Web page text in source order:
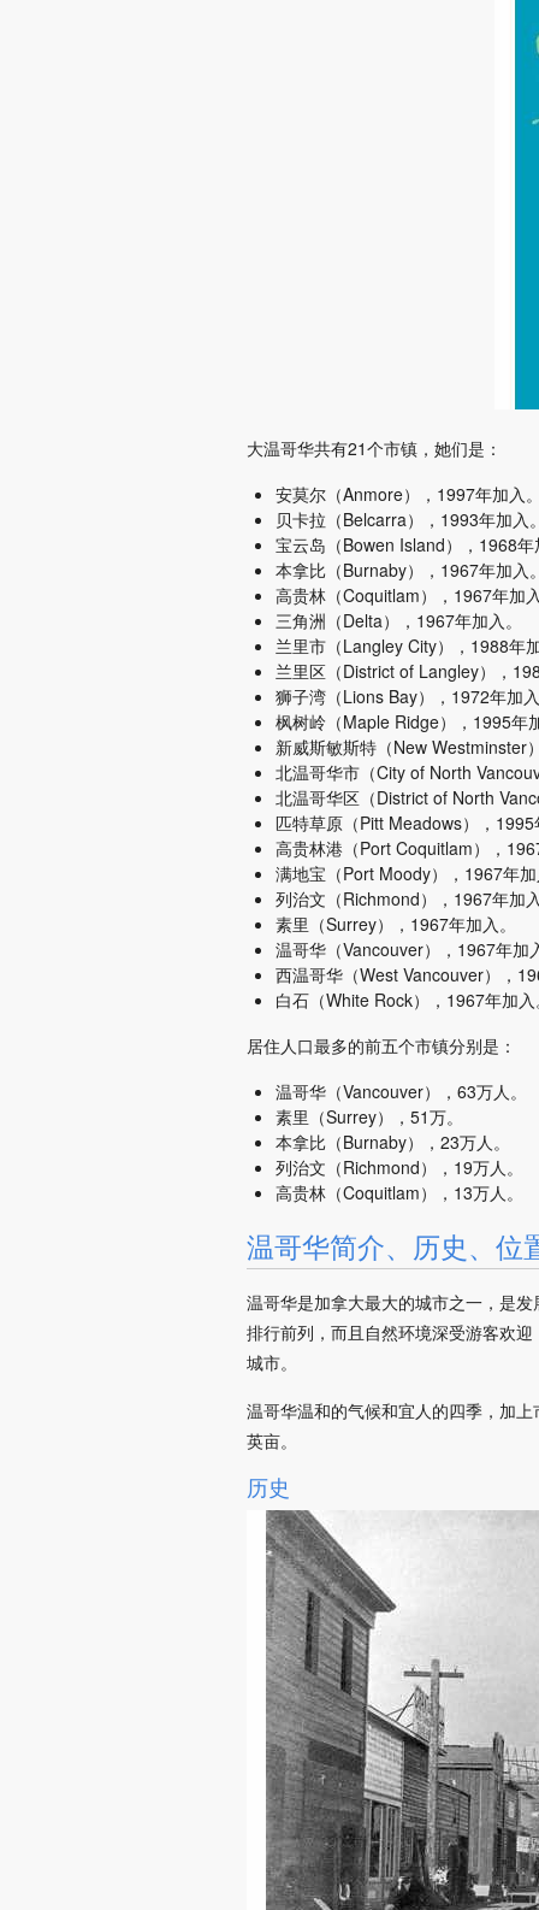
大温哥华共有21个市镇，她们是：
安莫尔（Anmore），1997年加入
贝卡拉（Belcarra），1993年加入
宝云岛（Bowen Island），1968年
本拿比（Burnaby），1967年加入
高贵林（Coquitlam），1967年加
三角洲（Delta），1967年加入。
兰里市（Langley City），1988年
兰里区（District of Langley），
狮子湾（Lions Bay），1972年加
枫树岭（Maple Ridge），1995年
新威斯敏斯特（New Westminster
北温哥华市（City of North
北温哥华区（District of North
匹特草原（Pitt Meadows），
高贵林港（Port Coquitlam），
满地宝（Port Moody），1967年
列治文（Richmond），1967年加
素里（Surrey），1967年加入。
温哥华（Vancouver），1967年加
西温哥华（West Vancouver），
白石（White Rock），1967年加
居住人口最多的前五个市镇分别是：
温哥华（Vancouver），63万人。
素里（Surrey），51万。
本拿比（Burnaby），23万人。
列治文（Richmond），19万人。
高贵林（Coquitlam），13万人。
温哥华简介、历史、位
温哥华是加拿大最大的城市之一，是
排行前列，而且自然环境深受游客欢
城市。
温哥华温和的气候和宜人的四季，加
英亩。
历史